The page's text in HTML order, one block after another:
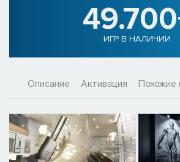
ИГР В НАЛИЧИИ
Описание Активация Похожие